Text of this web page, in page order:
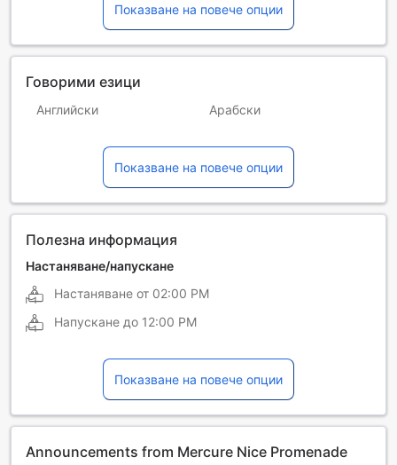
Показване на повече опции
Говорими езици
Английски Арабски
Руски
Френски Холандски
Показване на повече опции
Полезна информация
Настаняване/напускане
Настаняване от 02:00 PM
Напускане до 12:00 PM
Показване на повече опции
Announcements from Mercure Nice Promenade